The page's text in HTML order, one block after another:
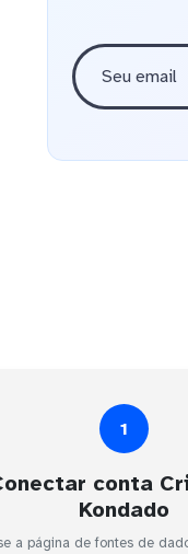
1
conta
Kondado
a página de fontes de